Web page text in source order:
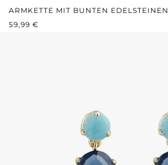
ARMKETTE MIT BUNTEN EDELSTEINEN
REGULÄRER PREIS:
59,99 €